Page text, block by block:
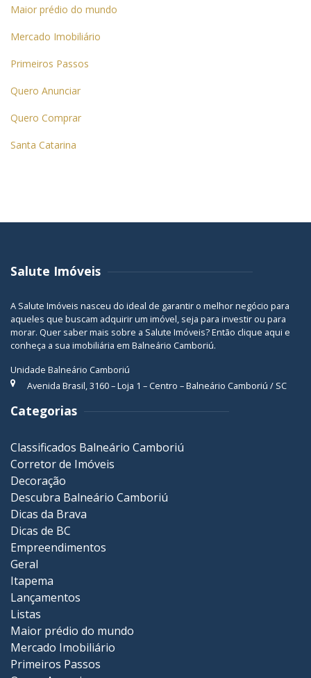
Maior prédio do mundo
Mercado Imobiliário
Primeiros Passos
Quero Anunciar
Quero Comprar
Santa Catarina
Salute Imóveis
A Salute Imóveis nasceu do ideal de garantir o melhor negócio para
aqueles que buscam adquirir um imóvel, seja para investir ou para
morar. Quer saber mais sobre a Salute Imóveis? Então clique aqui e
conheça a sua imobiliária em Balneário Camboriú.
Unidade Balneário Camboriú
Avenida Brasil, 3160 – Loja 1 – Centro – Balneário Camboriú / SC
Categorias
Classificados Balneário Camboriú
Corretor de Imóveis
Decoração
Descubra Balneário Camboriú
Dicas da Brava
Dicas de BC
Empreendimentos
Geral
Itapema
Lançamentos
Listas
Maior prédio do mundo
Mercado Imobiliário
Primeiros Passos